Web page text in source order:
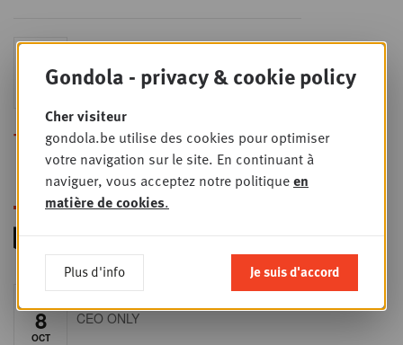
24
Sales & nego Summit
2026
Sales & Nego summit 2026
Toutes les formations
8
OCT
RET-TALK
CEO ONLY
Gondola - privacy & cookie policy
Cher visiteur
gondola.be utilise des cookies pour optimiser
votre navigation sur le site. En continuant à
naviguer, vous acceptez notre politiqueen
matière de cookies.
Plus d'info Je suis d'accord